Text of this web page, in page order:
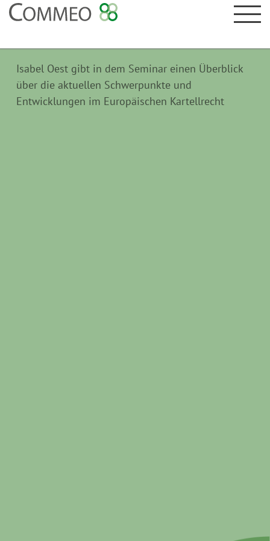
Isabel Oest gibt in dem Seminar einen Überblick
über die aktuellen Schwerpunkte und
Entwicklungen im Europäischen Kartellrecht